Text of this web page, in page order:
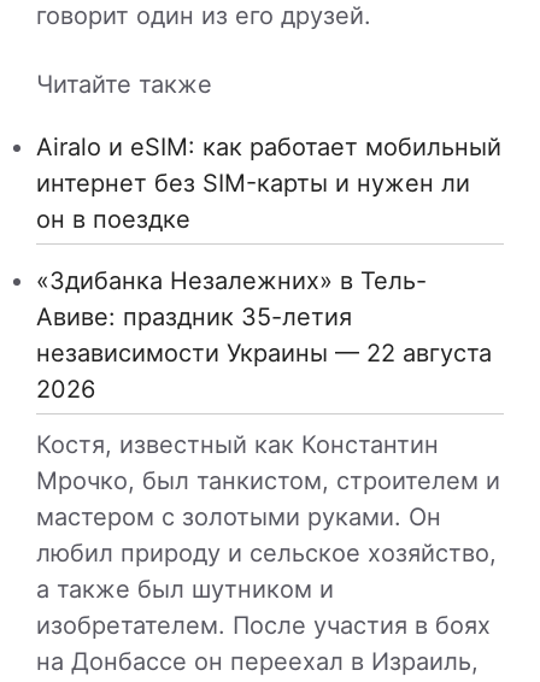
говорит один из его друзей.
Читайте также
Airalo и eSIM: как работает мобильный
интернет без SIM-карты и нужен ли
он в поездке
«Здибанка Незалежних» в Тель-
Авиве: праздник 35-летия
независимости Украины — 22 августа
2026
Костя, известный как Константин
Мрочко, был танкистом, строителем и
мастером с золотыми руками. Он
любил природу и сельское хозяйство,
а также был шутником и
изобретателем. После участия в боях
на Донбассе он переехал в Израиль,